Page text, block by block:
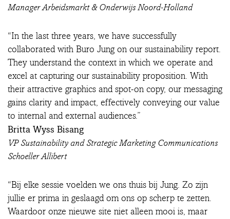
Manager Arbeidsmarkt & Onderwijs Noord-Holland
“In the last three years, we have successfully
collaborated with Buro Jung on our sustainability report.
They understand the context in which we operate and
excel at capturing our sustainability proposition. With
their attractive graphics and spot-on copy, our messaging
gains clarity and impact, effectively conveying our value
to internal and external audiences.”
Britta Wyss Bisang
VP Sustainability and Strategic Marketing Communications
Schoeller Allibert
“Bij elke sessie voelden we ons thuis bij Jung. Zo zijn
jullie er prima in geslaagd om ons op scherp te zetten.
Waardoor onze nieuwe site niet alleen mooi is, maar